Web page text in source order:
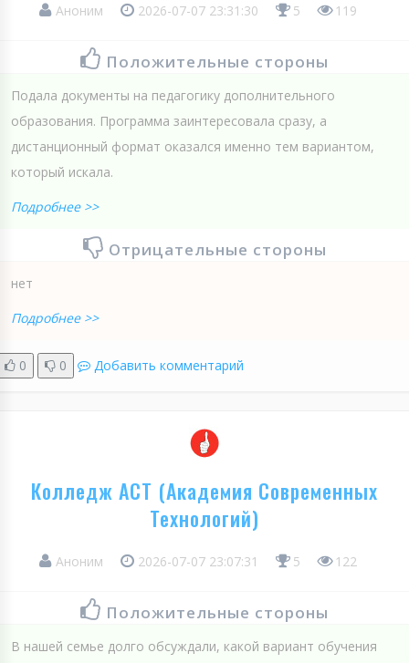
Аноним 2026-07-07 23:31:30 5 119
Положительные стороны
Подала документы на педагогику дополнительного
образования. Программа заинтересовала сразу, а
дистанционный формат оказался именно тем вариантом,
который искала.
Подробнее >>
Отрицательные стороны
нет
Подробнее >>
0 0 Добавить комментарий
Колледж АСТ (Академия Современных
Технологий)
Аноним 2026-07-07 23:07:31 5 122
Положительные стороны
В нашей семье долго обсуждали, какой вариант обучения